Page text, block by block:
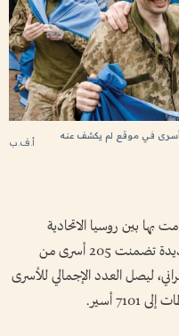
أ.ف.ب
أسرى في موقع لم يكشف عنه
بها بين روسيا الاتحادية
وجمهورية أوكرانيا، في إنجاز عملية تبادل جديدة تضمنت 205 أسرى من
الأوكراني، ليصل العدد الإجمالي للأسرى
أسير.